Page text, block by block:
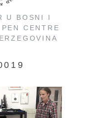
U BOSNI I
CENTRE